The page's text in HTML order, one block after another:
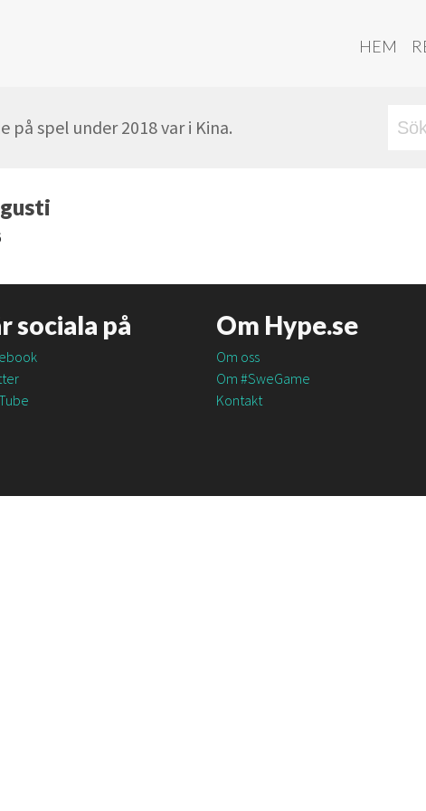
HEM
på spel under 2018 var i Kina.
sociala på Om Hype.se
Om oss
Om #SweGame
Kontakt